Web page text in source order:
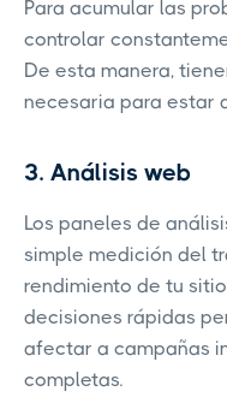
Para acumular las
controlar
De esta manera,
necesaria para estar
3. Análisis web
Los paneles de
simple medición del
rendimiento de tu
decisiones rápidas
afectar a campañas
completas.